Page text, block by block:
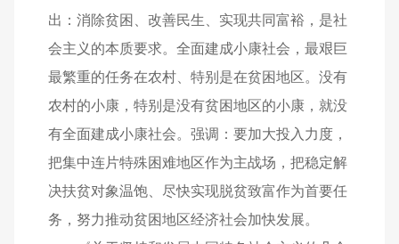
出：消除贫困、改善民生、实现共同富裕，是社
会主义的本质要求。全面建成小康社会，最艰巨
最繁重的任务在农村、特别是在贫困地区。没有
农村的小康，特别是没有贫困地区的小康，就没
有全面建成小康社会。强调：要加大投入力度，
把集中连片特殊困难地区作为主战场，把稳定解
决扶贫对象温饱、尽快实现脱贫致富作为首要任
务，努力推动贫困地区经济社会加快发展。